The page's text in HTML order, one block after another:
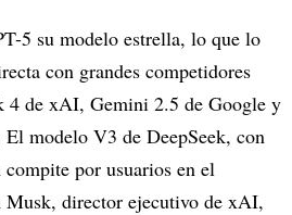
5 su modelo estrella, lo que lo
con grandes competidores
4 de xAI, Gemini 2.5 de Google y
modelo V3 de DeepSeek, con
por usuarios en el
director ejecutivo de xAI,